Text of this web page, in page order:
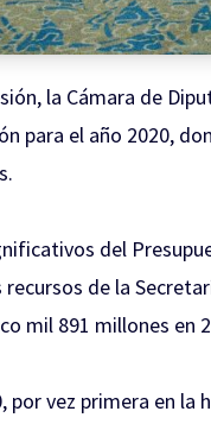
la Cámara de
para el año 2020,
del
de la
mil 891 millones en
por vez primera en